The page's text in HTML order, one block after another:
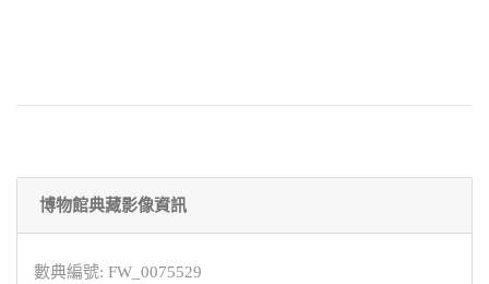
博物館典藏影像資訊
數典編號: FW_0075529